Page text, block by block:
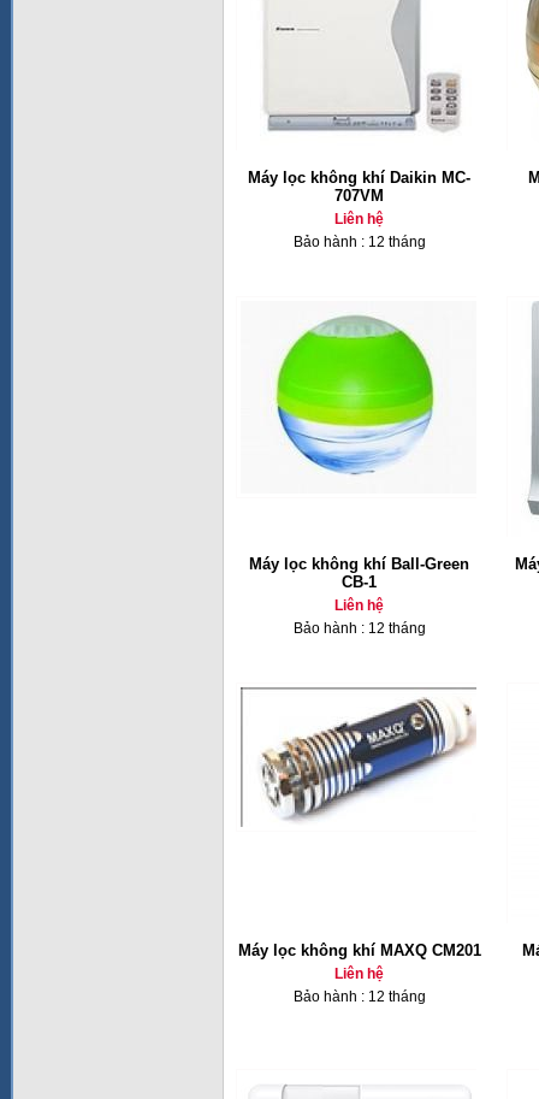
Máy lọc không khí Daikin MC-
707VM
Liên hệ
Bảo hành : 12 tháng
Máy lọc không khí Ball-Green
CB-1
Liên hệ
Bảo hành : 12 tháng
Máy lọc không khí MAXQ CM201
Liên hệ
Bảo hành : 12 tháng